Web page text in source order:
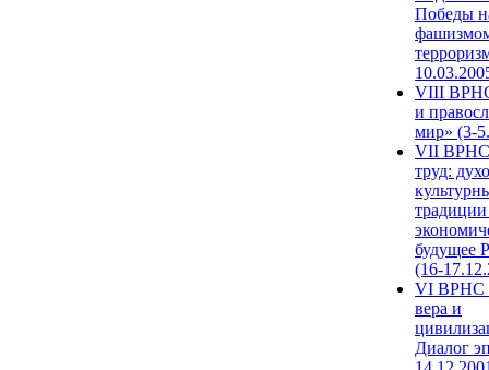
Победы
VIII
и
мир» (3-
VII ВРНС
труд:
будущее
(16-
VI ВРНС
вера и
Диалог